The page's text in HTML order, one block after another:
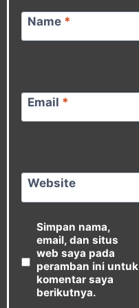
Name *
Email *
Website
Simpan nama,
email, dan situs
web saya pada
peramban ini untuk
komentar saya
berikutnya.